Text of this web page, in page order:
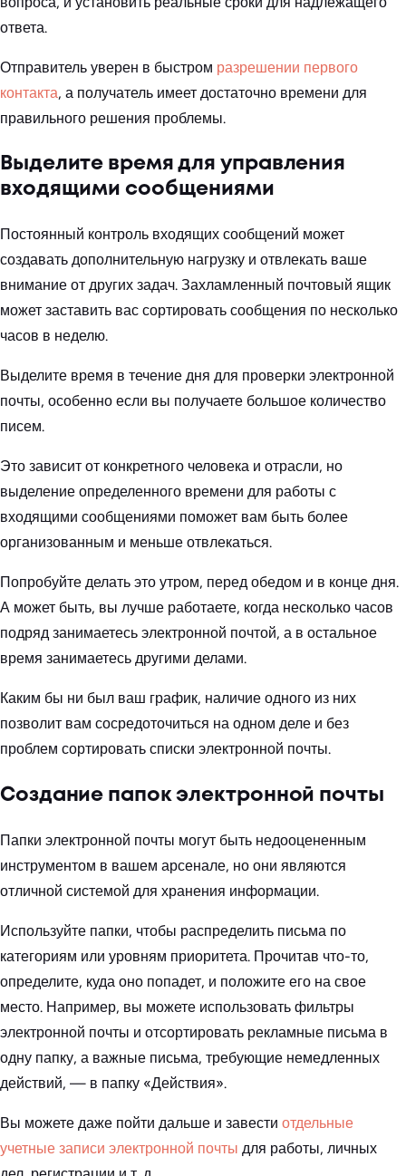
ответа.
Отправитель уверен в быстром разрешении первого
контакта, а получатель имеет достаточно времени для
правильного решения проблемы.
Выделите время для управления
входящими сообщениями
Постоянный контроль входящих сообщений может
создавать дополнительную нагрузку и отвлекать ваше
внимание от других задач. Захламленный почтовый ящик
может заставить вас сортировать сообщения по несколько
часов в неделю.
Выделите время в течение дня для проверки электронной
почты, особенно если вы получаете большое количество
писем.
Это зависит от конкретного человека и отрасли, но
выделение определенного времени для работы с
входящими сообщениями поможет вам быть более
организованным и меньше отвлекаться.
Попробуйте делать это утром, перед обедом и в конце дня.
А может быть, вы лучше работаете, когда несколько часов
подряд занимаетесь электронной почтой, а в остальное
время занимаетесь другими делами.
Каким бы ни был ваш график, наличие одного из них
позволит вам сосредоточиться на одном деле и без
проблем сортировать списки электронной почты.
Создание папок электронной почты
Папки электронной почты могут быть недооцененным
инструментом в вашем арсенале, но они являются
отличной системой для хранения информации.
Используйте папки, чтобы распределить письма по
категориям или уровням приоритета. Прочитав что-то,
определите, куда оно попадет, и положите его на свое
место. Например, вы можете использовать фильтры
электронной почты и отсортировать рекламные письма в
одну папку, а важные письма, требующие немедленных
действий, — в папку «Действия».
Вы можете даже пойти дальше и завести отдельные
учетные записи электронной почты для работы, личных